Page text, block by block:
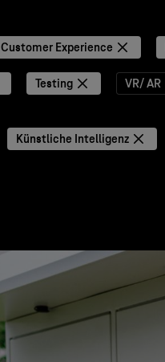
Customer Experience
Testing VR/ AR
Künstliche Intelligenz